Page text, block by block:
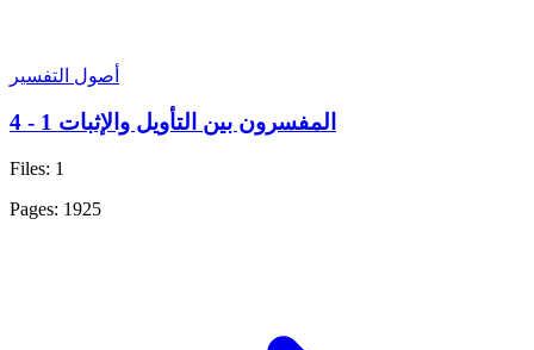
أصول التفسير
المفسرون بين التأويل والإثبات 1 - 4
Files: 1
Pages: 1925